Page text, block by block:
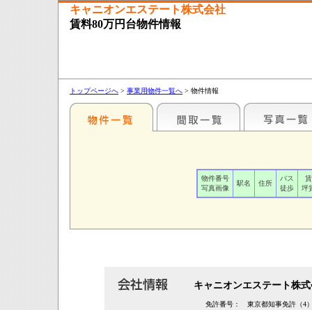
キャニオンエステート株式会社
賃料80万円台物件情報
トップページへ > 事業用物件一覧へ > 物件情報
物件番号
写真画像
駅名 住所
バス
徒歩
坪
キャニオンエステート株
免許番号：
東京都知事免許（4